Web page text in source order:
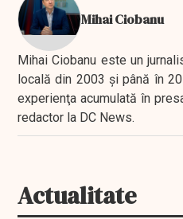
Mihai Ciobanu
Mihai Ciobanu este un
locală din 2003 şi până în
experienţa acumulată în
redactor la DC News.
Actualitate